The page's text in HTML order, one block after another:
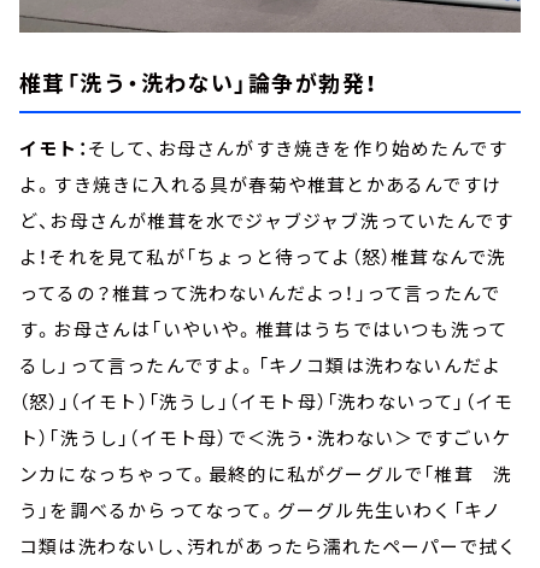
椎茸「洗う・洗わない」論争が勃発！
イモト：そして、お母さんがすき焼きを作り始めたんです
よ。すき焼きに入れる具が春菊や椎茸とかあるんですけ
ど、お母さんが椎茸を水でジャブジャブ洗っていたんです
よ！それを見て私が「ちょっと待ってよ（怒）椎茸なんで洗
ってるの？椎茸って洗わないんだよっ！」って言ったんで
す。お母さんは「いやいや。椎茸はうちではいつも洗って
るし」って言ったんですよ。「キノコ類は洗わないんだよ
（怒）」（イモト）「洗うし」（イモト母）「洗わないって」（イモ
ト）「洗うし」（イモト母）で＜洗う・洗わない＞ですごいケ
ンカになっちゃって。最終的に私がグーグルで「椎茸 洗
う」を調べるからってなって。グーグル先生いわく「キノ
コ類は洗わないし、汚れがあったら濡れたペーパーで拭く